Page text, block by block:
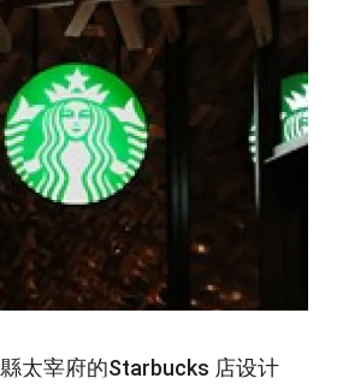
太宰府的Starbucks 店设计